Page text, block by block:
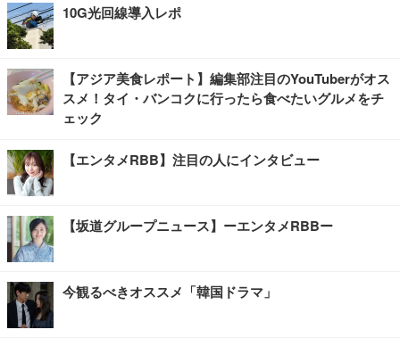
10G光回線導入レポ
【アジア美食レポート】編集部注目のYouTuberがオス
スメ！タイ・バンコクに行ったら食べたいグルメをチ
ェック
【エンタメRBB】注目の人にインタビュー
【坂道グループニュース】ーエンタメRBBー
今観るべきオススメ「韓国ドラマ」